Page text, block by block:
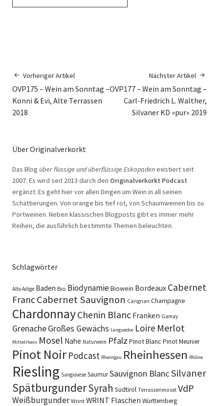
Vorheriger Artikel
OVP175 – Wein am Sonntag –
Konni & Evi, Alte Terrassen
2018
Nächster Artikel
OVP177 – Wein am Sonntag –
Carl-Friedrich L. Walther,
Silvaner KD »pur« 2019
Über Originalverkorkt
Das Blog über flüssige und überflüssige Eskapadenexistiert seit
2007. Es wird seit 2013 durch den Originalverkorkt Podcast
ergänzt. Es geht hier vor allen Dingen um Wein in all seinen
Schattierungen. Von orange bis tief rot, von Schaumweinen bis zu
Portweinen. Neben klassischen Blogposts gibt es immer mehr
Reihen, die ausführlich bestimmte Themen beleuchten.
Schlagwörter
Alto Adige Baden Bio BiodynamieBiowein Bordeaux Cabernet
FrancCabernet Sauvignon Carignan Champagne
ChardonnayChenin Blanc Franken Gamay
GrenacheGroßes Gewächs Languedoc Loire Merlot
Mittelrhein Mosel Nahe Naturwein Pfalz Pinot Blanc Pinot Meunier
Pinot Noir Podcast Rheingau Rheinhessen Rhône
Riesling Sangiovese SaumurSauvignon BlancSilvaner
SpätburgunderSyrah Südtirol Terrassenmosel VdP
Weißburgunder Wrint WRINT Flaschen Württemberg